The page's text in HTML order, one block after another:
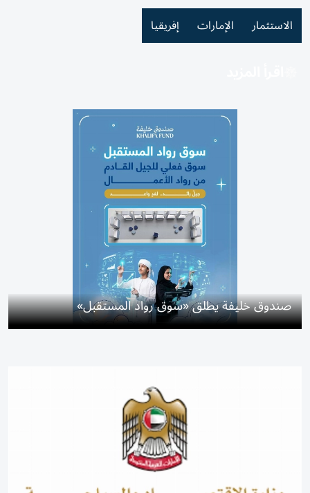
الاستثمار الإمارات إفريقيا
صندوق خليفة يطلق «سوق رواد المستقبل»